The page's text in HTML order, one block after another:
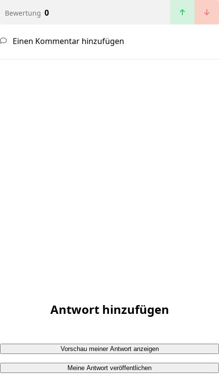
Bewertung 0
Einen Kommentar hinzufügen
Antwort hinzufügen
Vorschau meiner Antwort anzeigen
Meine Antwort veröffentlichen